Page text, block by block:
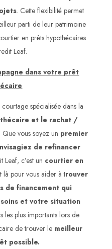
. Cette flexibilité permet
parti de leur patrimoine
en prêts hypothécaires
Leaf.
dans votre prêt
spécialisée dans la
et le rachat /
Que vous soyez un premier
de refinancer
Leaf, c’est un courtier en
là pour vous aider à trouver
de financement qui
et votre situation
les plus importants lors de
de trouver le meilleur
possible.